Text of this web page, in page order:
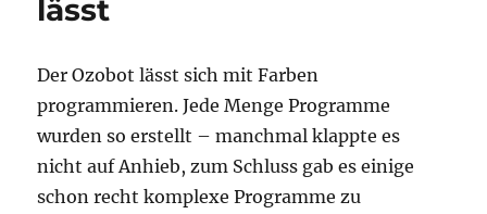
lässt
Der Ozobot lässt sich mit Farben
programmieren. Jede Menge Programme
wurden so erstellt – manchmal klappte es
nicht auf Anhieb, zum Schluss gab es einige
schon recht komplexe Programme zu